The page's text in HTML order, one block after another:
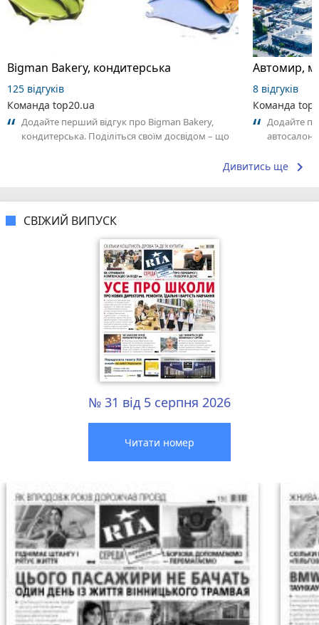
Bigman Bakery, кондитерська
125 відгуків
Команда top20.ua
Додайте перший відгук про Bigman Bakery,
кондитерська. Поділіться своїм досвідом – що
8 відгуків
Команда
Додайте
Дивитись ще keyboard_arrow_right
СВІЖИЙ ВИПУСК
№ 31 від 5 серпня 2026
Читати номер